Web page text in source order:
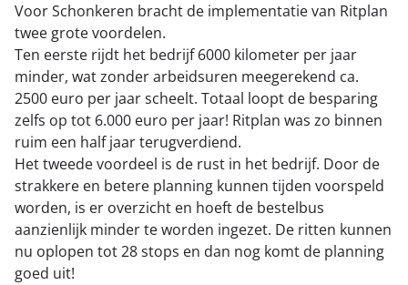
Voor Schonkeren bracht de implementatie van Ritplan
twee grote voordelen.
Ten eerste rijdt het bedrijf 6000 kilometer per jaar
minder, wat zonder arbeidsuren meegerekend ca.
2500 euro per jaar scheelt. Totaal loopt de besparing
zelfs op tot 6.000 euro per jaar! Ritplan was zo binnen
ruim een half jaar terugverdiend.
Het tweede voordeel is de rust in het bedrijf. Door de
strakkere en betere planning kunnen tijden voorspeld
worden, is er overzicht en hoeft de bestelbus
aanzienlijk minder te worden ingezet. De ritten kunnen
nu oplopen tot 28 stops en dan nog komt de planning
goed uit!